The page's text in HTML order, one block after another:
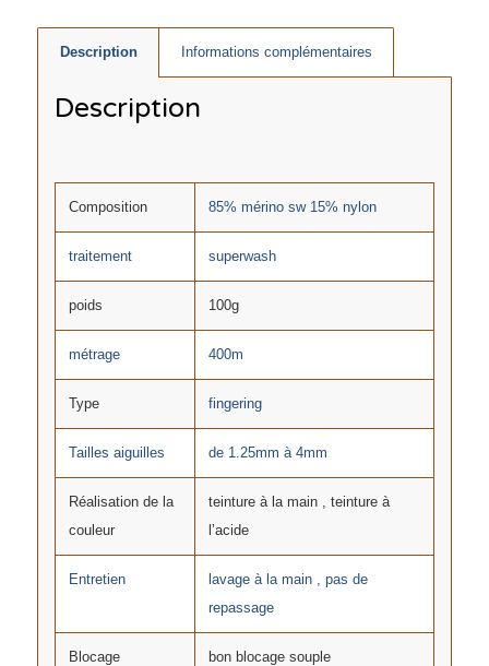
Description Informations complémentaires
Description
Composition 85% mérino sw 15% nylon
traitement superwash
poids 100g
métrage 400m
Type fingering
Tailles aiguilles de 1.25mm à 4mm
Réalisation de la
couleur
teinture à la main , teinture à
l’acide
Entretien
lavage à la main , pas de
repassage
Blocage bon blocage souple